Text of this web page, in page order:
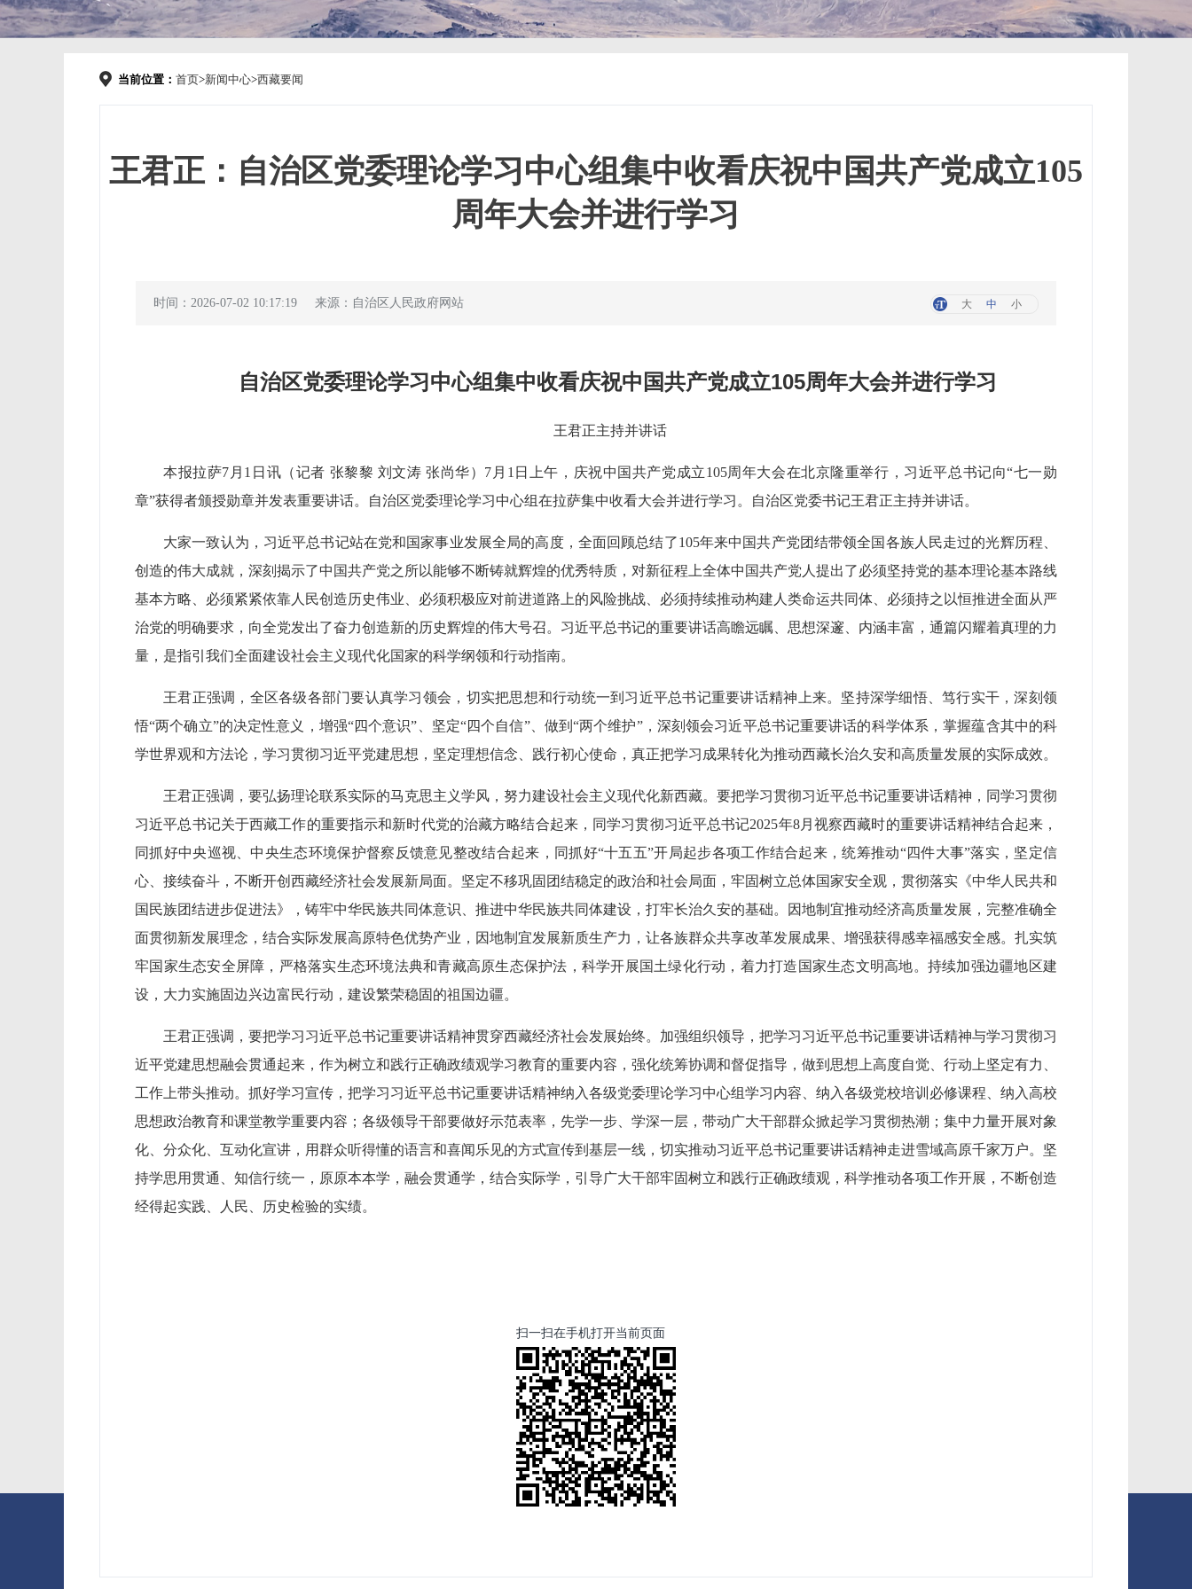
当前位置： 首页>新闻中心>西藏要闻
王君正：自治区党委理论学习中心组集中收看庆祝中国共产党成立105
周年大会并进行学习
时间：2026-07-02 10:17:19 来源：自治区人民政府网站 大 中 小
自治区党委理论学习中心组集中收看庆祝中国共产党成立105周年大会并进行学习
王君正主持并讲话
本报拉萨7月1日讯（记者 张黎黎 刘文涛 张尚华）7月1日上午，庆祝中国共产党成立105周年大会在北京隆重举行，习近平总书记向“七一勋
章”获得者颁授勋章并发表重要讲话。自治区党委理论学习中心组在拉萨集中收看大会并进行学习。自治区党委书记王君正主持并讲话。
大家一致认为，习近平总书记站在党和国家事业发展全局的高度，全面回顾总结了105年来中国共产党团结带领全国各族人民走过的光辉历程、
创造的伟大成就，深刻揭示了中国共产党之所以能够不断铸就辉煌的优秀特质，对新征程上全体中国共产党人提出了必须坚持党的基本理论基本路线
基本方略、必须紧紧依靠人民创造历史伟业、必须积极应对前进道路上的风险挑战、必须持续推动构建人类命运共同体、必须持之以恒推进全面从严
治党的明确要求，向全党发出了奋力创造新的历史辉煌的伟大号召。习近平总书记的重要讲话高瞻远瞩、思想深邃、内涵丰富，通篇闪耀着真理的力
量，是指引我们全面建设社会主义现代化国家的科学纲领和行动指南。
王君正强调，全区各级各部门要认真学习领会，切实把思想和行动统一到习近平总书记重要讲话精神上来。坚持深学细悟、笃行实干，深刻领
悟“两个确立”的决定性意义，增强“四个意识”、坚定“四个自信”、做到“两个维护”，深刻领会习近平总书记重要讲话的科学体系，掌握蕴含其中的科
学世界观和方法论，学习贯彻习近平党建思想，坚定理想信念、践行初心使命，真正把学习成果转化为推动西藏长治久安和高质量发展的实际成效。
王君正强调，要弘扬理论联系实际的马克思主义学风，努力建设社会主义现代化新西藏。要把学习贯彻习近平总书记重要讲话精神，同学习贯彻
习近平总书记关于西藏工作的重要指示和新时代党的治藏方略结合起来，同学习贯彻习近平总书记2025年8月视察西藏时的重要讲话精神结合起来，
同抓好中央巡视、中央生态环境保护督察反馈意见整改结合起来，同抓好“十五五”开局起步各项工作结合起来，统筹推动“四件大事”落实，坚定信
心、接续奋斗，不断开创西藏经济社会发展新局面。坚定不移巩固团结稳定的政治和社会局面，牢固树立总体国家安全观，贯彻落实《中华人民共和
国民族团结进步促进法》，铸牢中华民族共同体意识、推进中华民族共同体建设，打牢长治久安的基础。因地制宜推动经济高质量发展，完整准确全
面贯彻新发展理念，结合实际发展高原特色优势产业，因地制宜发展新质生产力，让各族群众共享改革发展成果、增强获得感幸福感安全感。扎实筑
牢国家生态安全屏障，严格落实生态环境法典和青藏高原生态保护法，科学开展国土绿化行动，着力打造国家生态文明高地。持续加强边疆地区建
设，大力实施固边兴边富民行动，建设繁荣稳固的祖国边疆。
王君正强调，要把学习习近平总书记重要讲话精神贯穿西藏经济社会发展始终。加强组织领导，把学习习近平总书记重要讲话精神与学习贯彻习
近平党建思想融会贯通起来，作为树立和践行正确政绩观学习教育的重要内容，强化统筹协调和督促指导，做到思想上高度自觉、行动上坚定有力、
工作上带头推动。抓好学习宣传，把学习习近平总书记重要讲话精神纳入各级党委理论学习中心组学习内容、纳入各级党校培训必修课程、纳入高校
思想政治教育和课堂教学重要内容；各级领导干部要做好示范表率，先学一步、学深一层，带动广大干部群众掀起学习贯彻热潮；集中力量开展对象
化、分众化、互动化宣讲，用群众听得懂的语言和喜闻乐见的方式宣传到基层一线，切实推动习近平总书记重要讲话精神走进雪域高原千家万户。坚
持学思用贯通、知信行统一，原原本本学，融会贯通学，结合实际学，引导广大干部牢固树立和践行正确政绩观，科学推动各项工作开展，不断创造
经得起实践、人民、历史检验的实绩。
扫一扫在手机打开当前页面